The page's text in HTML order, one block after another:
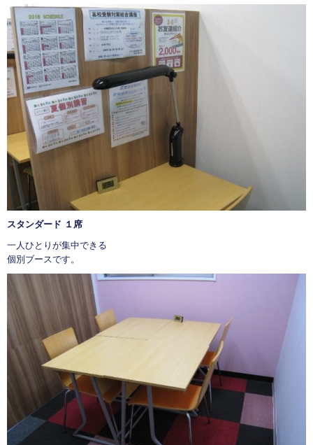
スタンダード １席
一人ひとりが集中できる
個別ブースです。